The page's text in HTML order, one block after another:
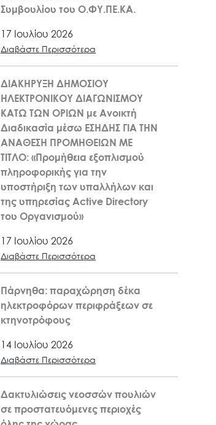
Συμβουλίου του Ο.ΦΥ.ΠΕ.ΚΑ.
17 Ιουλίου 2026
Διαβάστε Περισσότερα
ΔΙΑΚΗΡΥΞΗ ΔΗΜΟΣΙΟΥ
ΗΛΕΚΤΡΟΝΙΚΟΥ ΔΙΑΓΩΝΙΣΜΟΥ
ΚΑΤΩ ΤΩΝ ΟΡΙΩΝ με Ανοικτή
Διαδικασία μέσω ΕΣΗΔΗΣ ΓΙΑ ΤΗΝ
ΑΝΑΘΕΣΗ ΠΡΟΜΗΘΕΙΩΝ ΜΕ
ΤΙΤΛΟ: «Προμήθεια εξοπλισμού
πληροφορικής για την
υποστήριξη των υπαλλήλων και
της υπηρεσίας Active Directory
του Οργανισμού»
17 Ιουλίου 2026
Διαβάστε Περισσότερα
Πάρνηθα: παραχώρηση δέκα
ηλεκτροφόρων περιφράξεων σε
κτηνοτρόφους
14 Ιουλίου 2026
Διαβάστε Περισσότερα
Δακτυλιώσεις νεοσσών πουλιών
σε προστατευόμενες περιοχές